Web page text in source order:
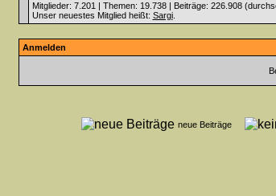
Mitglieder: 7.201 | Themen: 19.738 | Beiträge: 226.908
Unser neuestes Mitglied heißt: Sargi.
Anmelden
neue Beiträge